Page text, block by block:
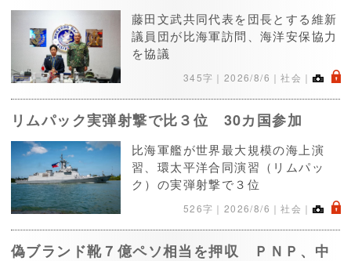
藤田文武共同代表を団長とする維新
議員団が比海軍訪問、海洋安保協力
を協議
345字｜ 2026/8/6 ｜社会｜ .
リムパック実弾射撃で比３位 30カ国参加
比海軍艦が世界最大規模の海上演
習、環太平洋合同演習（リムパッ
ク）の実弾射撃で３位
526字｜ 2026/8/6 ｜社会｜ .
偽ブランド靴７億ペソ相当を押収 ＰＮＰ、中